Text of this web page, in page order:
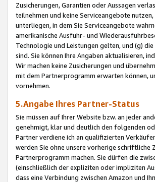
Zusicherungen, Garantien oder Aussagen
teilnehmen und keine Serviceangebote
unterliegen, in dem Sie Serviceangebote
amerikanische Ausfuhr- und
Technologie und Leistungen gelten, und (g)
sind. Sie können Ihre Angaben aktualisieren,
Wir machen keine Zusicherungen und
mit dem Partnerprogramm erwarten können,
vornehmen.
5.Angabe Ihres Partner-Status
Sie müssen auf Ihrer Website bzw. an jeder
genehmigt, klar und deutlich den folgenden
Partner verdiene ich an qualifizierten
werden Sie ohne unsere vorherige schriftliche
Partnerprogramm machen. Sie dürfen die
(einschließlich der expliziten oder impliziten
dass eine Verbindung zwischen Amazon und